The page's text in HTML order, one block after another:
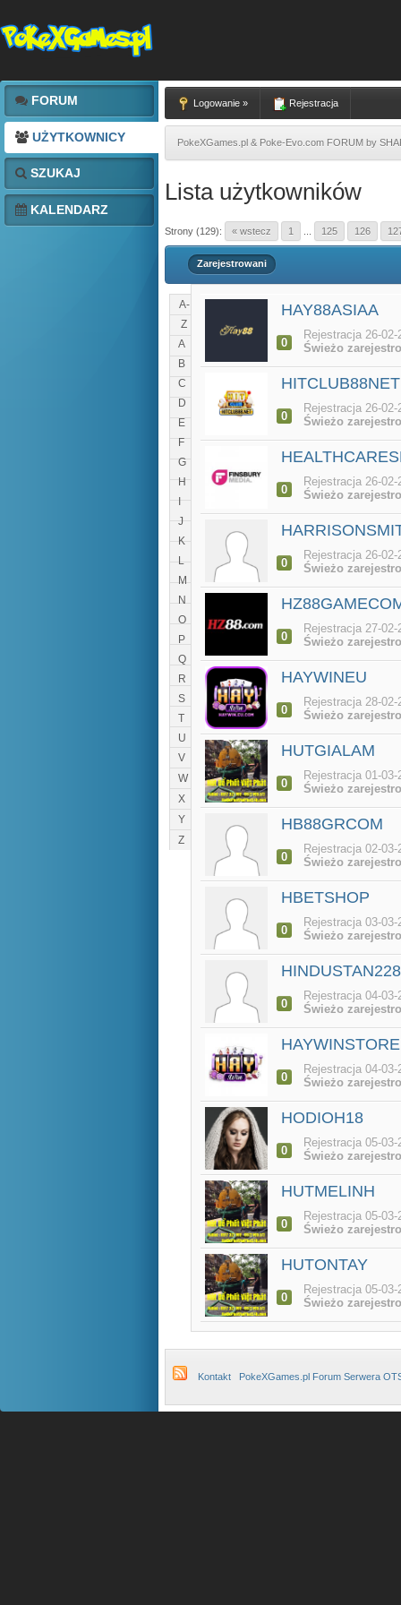
FORUM
UŻYTKOWNICY
SZUKAJ
KALENDARZ
Logowanie » Rejestracja
PokeXGames.pl & Poke-Evo.com FORUM by
Lista użytkowników
Strony (129): « wstecz 1 125 126
Zarejestrowani
A-
Z
A
B
C
D
E
F
G
H
J
K
L
M
N
O
P
Q
R
S
T
U
V
W
X
Y
Z
HAY88ASIAA
0
Rejestracja 26-
Świeżo
HITCLUB88NET
0
Rejestracja 26-
Świeżo
0
Rejestracja 26-
Świeżo
0
Rejestracja 26-
Świeżo
0
Rejestracja 27-
Świeżo
HAYWINEU
0
Rejestracja 28-
Świeżo
HUTGIALAM
0
Rejestracja 01-
Świeżo
HB88GRCOM
0
Rejestracja 02-
Świeżo
HBETSHOP
0
Rejestracja 03-
Świeżo
HINDUSTAN228
0
Rejestracja 04-
Świeżo
HAYWINSTORE
0
Rejestracja 04-
Świeżo
HODIOH18
0
Rejestracja 05-
Świeżo
HUTMELINH
0
Rejestracja 05-
Świeżo
HUTONTAY
0
Rejestracja 05-
Świeżo
Kontakt PokeXGames.pl Forum Serwera